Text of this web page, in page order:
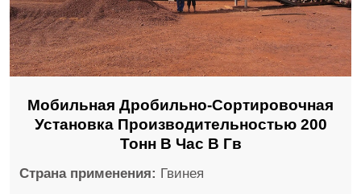
Мобильная Дробильно-Сортировочная
Установка Производительностью 200
Тонн В Час В Гв
Страна применения: Гвинея